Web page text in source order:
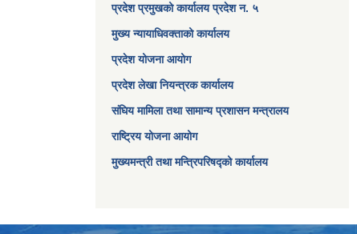
प्रदेश प्रमुखको कार्यालय प्रदेश न. ५
मुख्य न्यायाधिवक्ताको कार्यालय
प्रदेश योजना आयोग
प्रदेश लेखा नियन्त्रक कार्यालय
संघिय मामिला तथा सामान्य प्रशासन मन्त्रालय
राष्ट्रिय योजना आयोग
मुख्यमन्त्री तथा मन्त्रिपरिषद्को कार्यालय